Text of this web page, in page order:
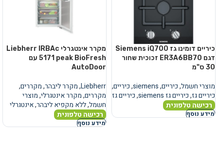
כיריים דומינו גז Siemens iQ700
דגם ER3A6BB70 זכוכית שחור
30 ס"מ
מוצרי חשמל,כיריים,
siemens
,כיריים,
כיריים גז,כיריים גז siemens ,כיריים גז
רכישה טלפונית
מידע נוסף
מקרר אינטגרלי Liebherr IRBAc
5171 peak BioFresh עם
AutoDoor
Liebherr
,מקרר ליבהר,מקררים,
מקררים,מקרר אינטגרלי,מוצרי
חשמל,ללא מקפיא ליבהר,אינטגרלי
רכישה טלפונית
מידע נוסף